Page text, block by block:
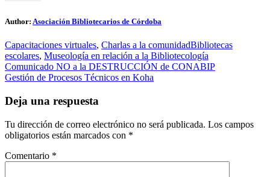
Author: Asociación Bibliotecarios de Córdoba
Capacitaciones virtuales, Charlas a la comunidadBibliotecas
escolares, Museología en relación a la Bibliotecología
Navegación
de
entradas
Comunicado NO a la DESTRUCCIÓN de CONABIP
Gestión de Procesos Técnicos en Koha
Deja una respuesta
Tu dirección de correo electrónico no será publicada. Los campos
obligatorios están marcados con *
Comentario *